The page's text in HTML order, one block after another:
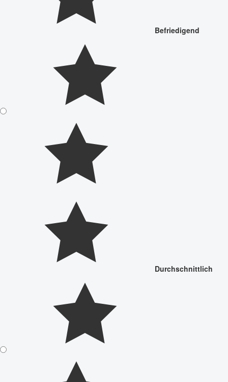
Befriedigend
Durchschnittlich